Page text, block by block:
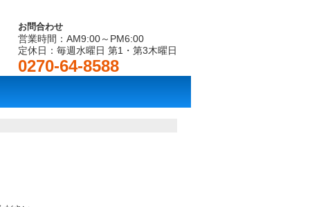
お問合わせ
営業時間：AM9:00～PM6:00
定休日：毎週水曜日 第1・第3木曜日
0270-64-8588